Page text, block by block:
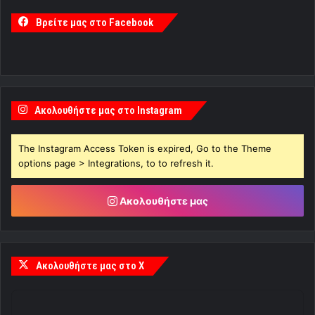
Βρείτε μας στο Facebook
Ακολουθήστε μας στο Instagram
The Instagram Access Token is expired, Go to the Theme
options page > Integrations, to to refresh it.
Ακολουθήστε μας
Ακολουθήστε μας στο X